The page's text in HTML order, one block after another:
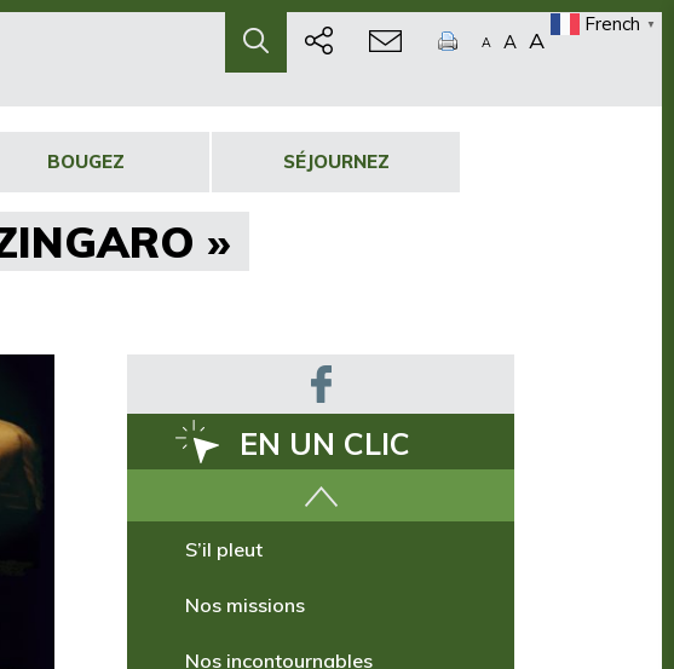
A A A
French ▼
BOUGEZ SÉJOURNEZ
»
EN UN CLIC
Comment venir ?
S’il pleut
Nos missions
Nos incontournables